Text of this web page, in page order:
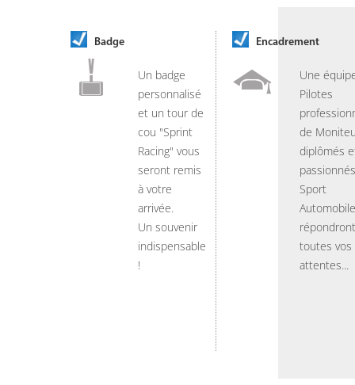
Badge
Un badge
personnalisé
et un tour de
cou "Sprint
Racing" vous
seront remis
à votre
arrivée.
Un souvenir
indispensable
!
Encadrement
Une
Pilotes
de
diplômés
Sport
Automobile
toutes vos
attentes...